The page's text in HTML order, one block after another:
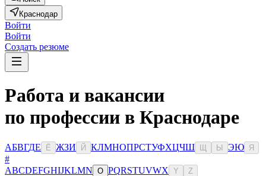
Краснодар
Войти
Войти
Создать резюме
Работа и вакансии
по профессии в Краснодаре
АБВГДЕ Ё ЖЗИ Й КЛМНОПРСТУФХЦЧШ Ы ЭЮ Я
#
ABCDEFGHIJKLMN O PQRSTUVWX Y Z